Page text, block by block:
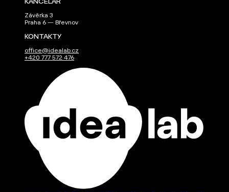
KANCELÁŘ
Závěrka 3
Praha 6 — Břevnov
KONTAKTY
office@idealab.cz
+420 777 572 476